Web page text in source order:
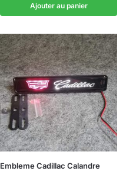
Ajouter au panier
Embleme Cadillac Calandre